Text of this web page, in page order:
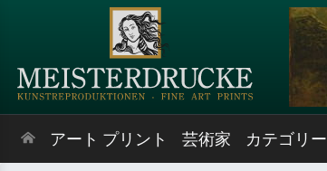
アート プリント 芸術家 カテゴリー